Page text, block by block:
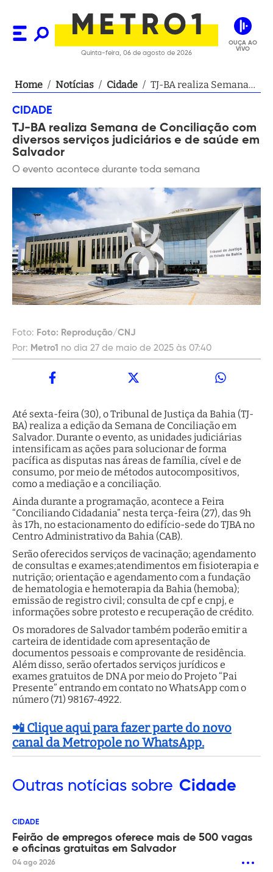
Quinta-feira, 06 de agosto de 2026
OUÇA AO
VIVO
Home / Notícias / Cidade / TJ-BA realiza Semana
judiciários e de saúde
em Salvador
CIDADE
TJ-BA realiza Semana de Conciliação com
diversos serviços judiciários e de saúde em
Salvador
O evento acontece durante toda semana
Foto: Foto: Reprodução/CNJ
Por: Metro1 no dia 27 de maio de 2025 às 07:40
Até sexta-feira (30), o Tribunal de Justiça da Bahia (TJ-
BA) realiza a edição da Semana de Conciliação em
Salvador. Durante o evento, as unidades judiciárias
intensificam as ações para solucionar de forma
pacífica as disputas nas áreas de família, cível e de
consumo, por meio de métodos autocompositivos,
como a mediação e a conciliação.
Ainda durante a programação, acontece a Feira
“Conciliando Cidadania” nesta terça-feira (27), das 9h
às 17h, no estacionamento do edifício-sede do TJBA no
Centro Administrativo da Bahia (CAB).
Serão oferecidos serviços de vacinação; agendamento
de consultas e exames;atendimentos em fisioterapia e
nutrição; orientação e agendamento com a fundação
de hematologia e hemoterapia da Bahia (hemoba);
emissão de registro civil; consulta de cpf e cnpj, e
informações sobre protesto e recuperação de crédito.
Os moradores de Salvador também poderão emitir a
carteira de identidade com apresentação de
documentos pessoais e comprovante de residência.
Além disso, serão ofertados serviços jurídicos e
exames gratuitos de DNA por meio do Projeto “Pai
Presente” entrando em contato no WhatsApp com o
número (71) 98167-4922.
📲 Clique aqui para fazer parte do novo
canal da Metropole no WhatsApp.
Outras notícias sobre Cidade
CIDADE
Feirão de empregos oferece mais de 500 vagas
e oficinas gratuitas em Salvador
04 ago 2026